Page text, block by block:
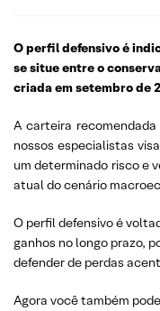
O perfil defensivo é
se situe entre o
criada em setembro de
A carteira
nossos especialistas
um determinado risco e
atual do cenário
O perfil defensivo é
ganhos no longo prazo,
defender de perdas
Agora você também